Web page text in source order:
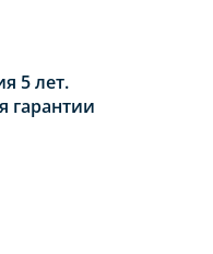
5 лет.
гарантии